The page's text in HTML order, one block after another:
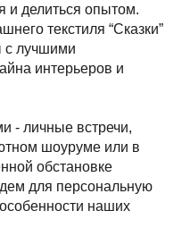
и делиться опытом.
текстиля “Сказки”
с лучшими
интерьеров и
- личные встречи,
шоуруме или в
обстановке
для персональную
наших